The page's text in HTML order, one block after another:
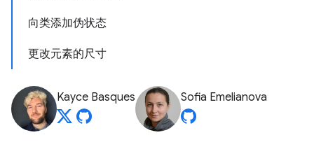
向类添加伪状态
更改元素的尺寸
Kayce Basques Sofia Emelianova